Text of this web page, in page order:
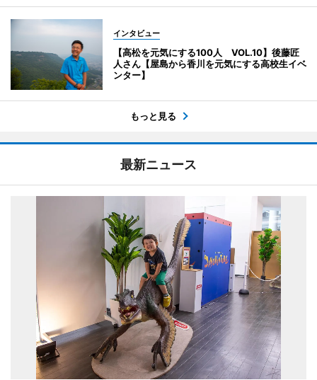
インタビュー
【高松を元気にする100人 VOL.10】後藤匠
人さん【屋島から香川を元気にする高校生イベ
ンター】
もっと見る
最新ニュース